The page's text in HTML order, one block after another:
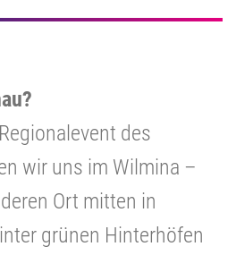
des
wir uns im Wilmina –
Ort mitten in
grünen Hinterhöfen